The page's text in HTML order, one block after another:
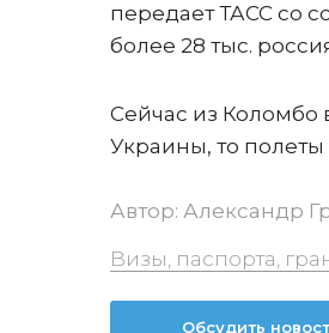
передает ТАСС со
более 28 тыс.
Сейчас из Коломбо
Украины, то
Автор: Александр
Визы, паспорта,
Обсудить